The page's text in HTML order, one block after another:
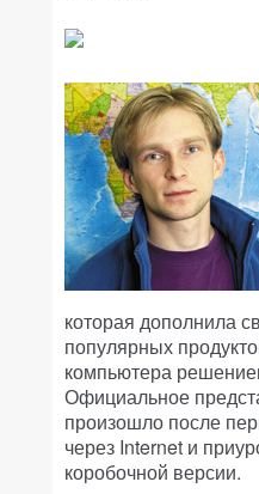
которая дополнила
популярных
компьютера
Официальное
произошло после
через Internet и
коробочной версии.